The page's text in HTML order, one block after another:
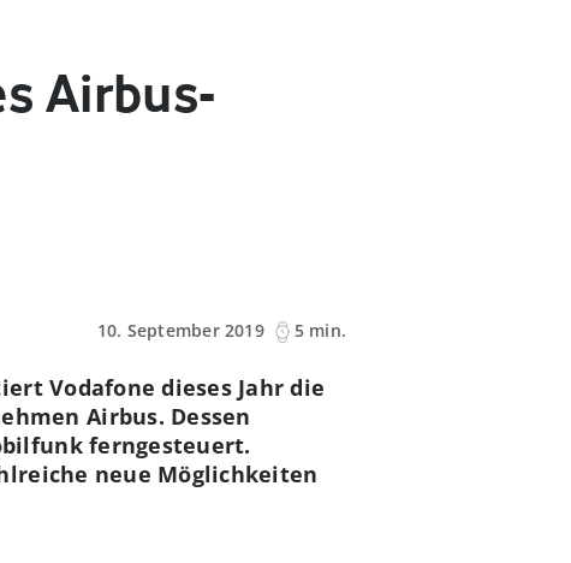
Airbus-
10. September 2019
5 min.
Vodafone dieses Jahr die
Airbus. Dessen
ferngesteuert.
neue Möglichkeiten